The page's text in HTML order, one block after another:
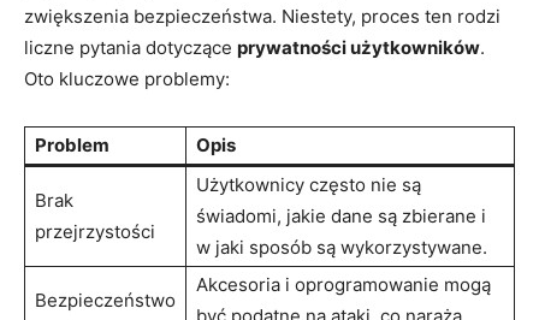
zwiększenia bezpieczeństwa. Niestety, proces ten rodzi
liczne pytania dotyczące prywatności użytkowników.
Oto kluczowe problemy:
Problem Opis
Brak
przejrzystości
Użytkownicy często nie są
świadomi, jakie dane są zbierane i
w jaki sposób są wykorzystywane.
Bezpieczeństwo
Akcesoria i oprogramowanie mogą